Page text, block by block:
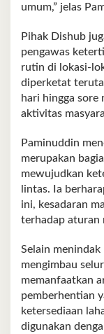
umum,” jelas
Pihak Dishub
pengawas
rutin di lokasi-
diperketat
hari hingga sore
aktivitas
Paminuddin
merupakan
mewujudkan
lintas. Ia
ini, kesadaran
terhadap aturan
Selain menindak
mengimbau
memanfaatkan
pemberhentian
ketersediaan
digunakan